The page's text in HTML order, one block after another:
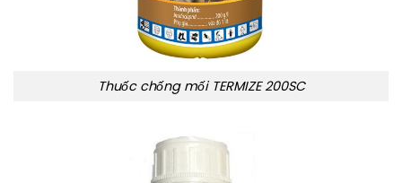
Thuốc chống mối TERMIZE 200SC